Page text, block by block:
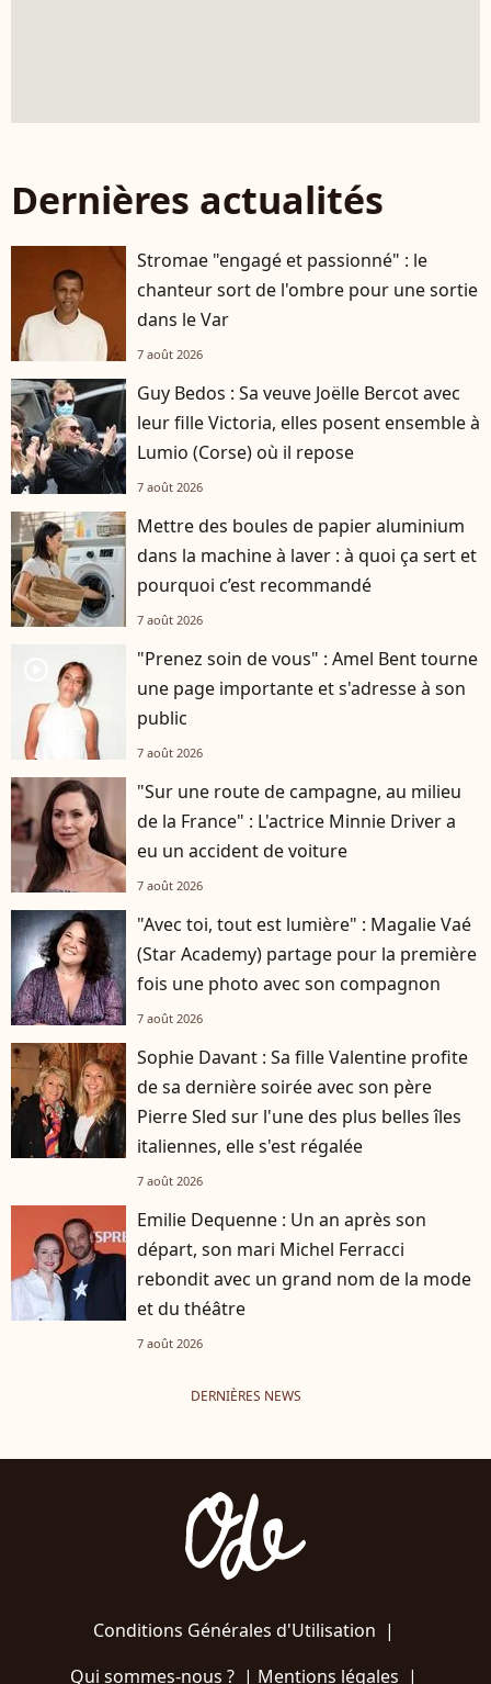
Dernières actualités
Stromae "engagé et passionné" : le
chanteur sort de l'ombre pour une sortie
dans le Var
7 août 2026
Guy Bedos : Sa veuve Joëlle Bercot avec
leur fille Victoria, elles posent ensemble à
Lumio (Corse) où il repose
7 août 2026
Mettre des boules de papier aluminium
dans la machine à laver : à quoi ça sert et
pourquoi c’est recommandé
7 août 2026
"Prenez soin de vous" : Amel Bent tourne
une page importante et s'adresse à son
public
7 août 2026
"Sur une route de campagne, au milieu
de la France" : L'actrice Minnie Driver a
eu un accident de voiture
7 août 2026
"Avec toi, tout est lumière" : Magalie Vaé
(Star Academy) partage pour la première
fois une photo avec son compagnon
7 août 2026
Sophie Davant : Sa fille Valentine profite
de sa dernière soirée avec son père
Pierre Sled sur l'une des plus belles îles
italiennes, elle s'est régalée
7 août 2026
Emilie Dequenne : Un an après son
départ, son mari Michel Ferracci
rebondit avec un grand nom de la mode
et du théâtre
7 août 2026
DERNIÈRES NEWS
Conditions Générales d'Utilisation |
Qui sommes-nous ?| Mentions légales |